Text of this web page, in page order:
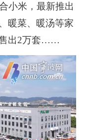
小米，最新推出
暖菜、暖汤等家
售出2万套……